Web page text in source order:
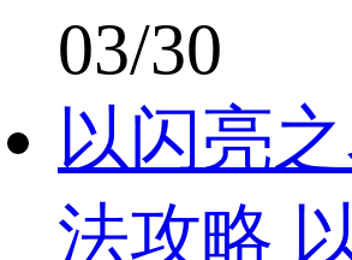
03/30
以闪亮
法攻略